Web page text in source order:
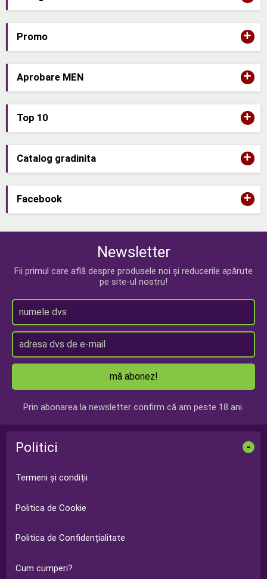
Promo +
Aprobare MEN +
Top 10 +
Catalog gradinita +
Facebook +
Newsletter
Fii primul care află despre produsele noi și reducerile apărute
pe site-ul nostru!
mă abonez!
Prin abonarea la newsletter confirm că am peste 18 ani.
Politici -
Termeni și condiții
Politica de Cookie
Politica de Confidențialitate
Cum cumperi?